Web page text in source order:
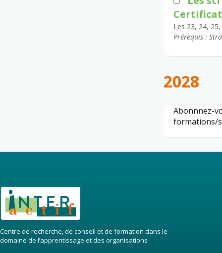
Les 23, 24,
Prérequis :
2028
Abonnnez-
formations/
Centre de recherche, de conseil et de formation dans le
domaine de l’apprentissage et des organisations